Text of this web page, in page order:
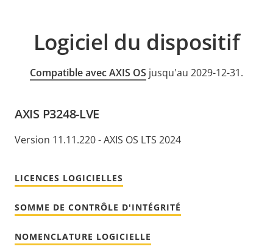
Logiciel du dispositif
Compatible avec AXIS OS jusqu'au 2029-12-31.
AXIS P3248-LVE
Version 11.11.220 - AXIS OS LTS 2024
LICENCES LOGICIELLES
SOMME DE CONTRÔLE D'INTÉGRITÉ
NOMENCLATURE LOGICIELLE